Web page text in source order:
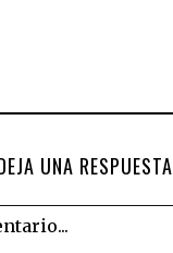
UNA RESPUESTA